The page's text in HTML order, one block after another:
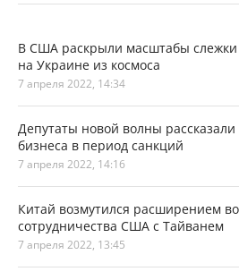
В США раскрыли масштабы
на Украине из космоса
7 апреля 2022, 14:34
Депутаты новой волны
бизнеса в период санкций
7 апреля 2022, 14:16
Китай возмутился расширением
сотрудничества США с Тайванем
7 апреля 2022, 13:45